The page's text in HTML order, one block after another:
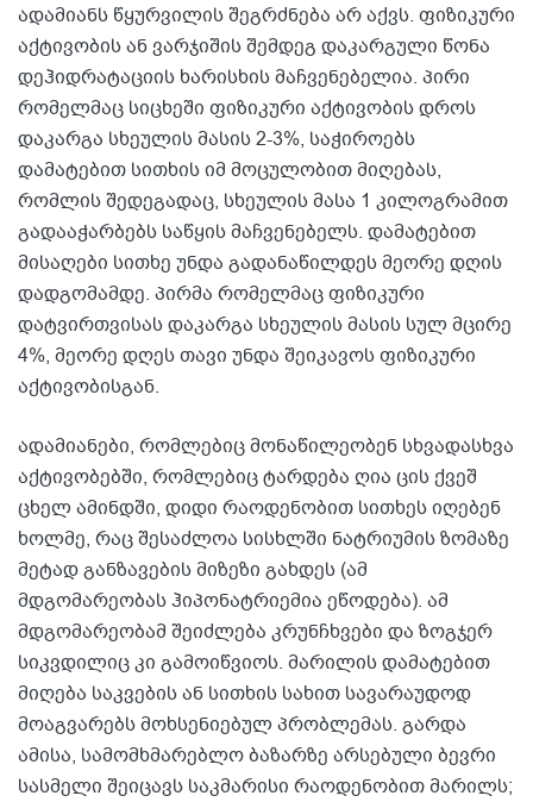
ადამიანს წყურვილის შეგრძნება არ აქვს. ფიზიკური
აქტივობის ან ვარჯიშის შემდეგ დაკარგული წონა
დეჰიდრატაციის ხარისხის მაჩვენებელია. პირი
რომელმაც სიცხეში ფიზიკური აქტივობის დროს
დაკარგა სხეულის მასის 2-3%, საჭიროებს
დამატებით სითხის იმ მოცულობით მიღებას,
რომლის შედეგადაც, სხეულის მასა 1 კილოგრამით
გადააჭარბებს საწყის მაჩვენებელს. დამატებით
მისაღები სითხე უნდა გადანაწილდეს მეორე დღის
დადგომამდე. პირმა რომელმაც ფიზიკური
დატვირთვისას დაკარგა სხეულის მასის სულ მცირე
4%, მეორე დღეს თავი უნდა შეიკავოს ფიზიკური
აქტივობისგან.
ადამიანები, რომლებიც მონაწილეობენ სხვადასხვა
აქტივობებში, რომლებიც ტარდება ღია ცის ქვეშ
ცხელ ამინდში, დიდი რაოდენობით სითხეს იღებენ
ხოლმე, რაც შესაძლოა სისხლში ნატრიუმის ზომაზე
მეტად განზავების მიზეზი გახდეს (ამ
მდგომარეობას ჰიპონატრიემია ეწოდება). ამ
მდგომარეობამ შეიძლება კრუნჩხვები და ზოგჯერ
სიკვდილიც კი გამოიწვიოს. მარილის დამატებით
მიღება საკვების ან სითხის სახით სავარაუდოდ
მოაგვარებს მოხსენიებულ პრობლემას. გარდა
ამისა, სამომხმარებლო ბაზარზე არსებული ბევრი
სასმელი შეიცავს საკმარისი რაოდენობით მარილს;